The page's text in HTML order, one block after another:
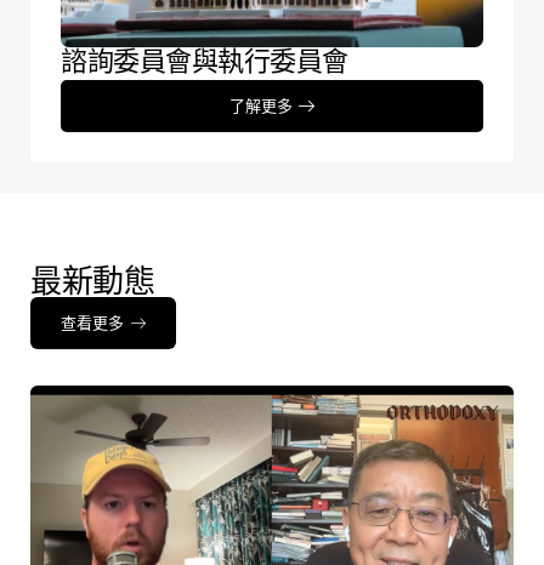
諮詢委員會與執行委員會
了解更多
最新動態
查看更多